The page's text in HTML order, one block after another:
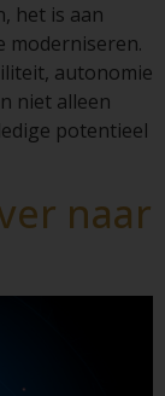
het is aan
moderniseren.
autonomie
niet alleen
potentieel
naar